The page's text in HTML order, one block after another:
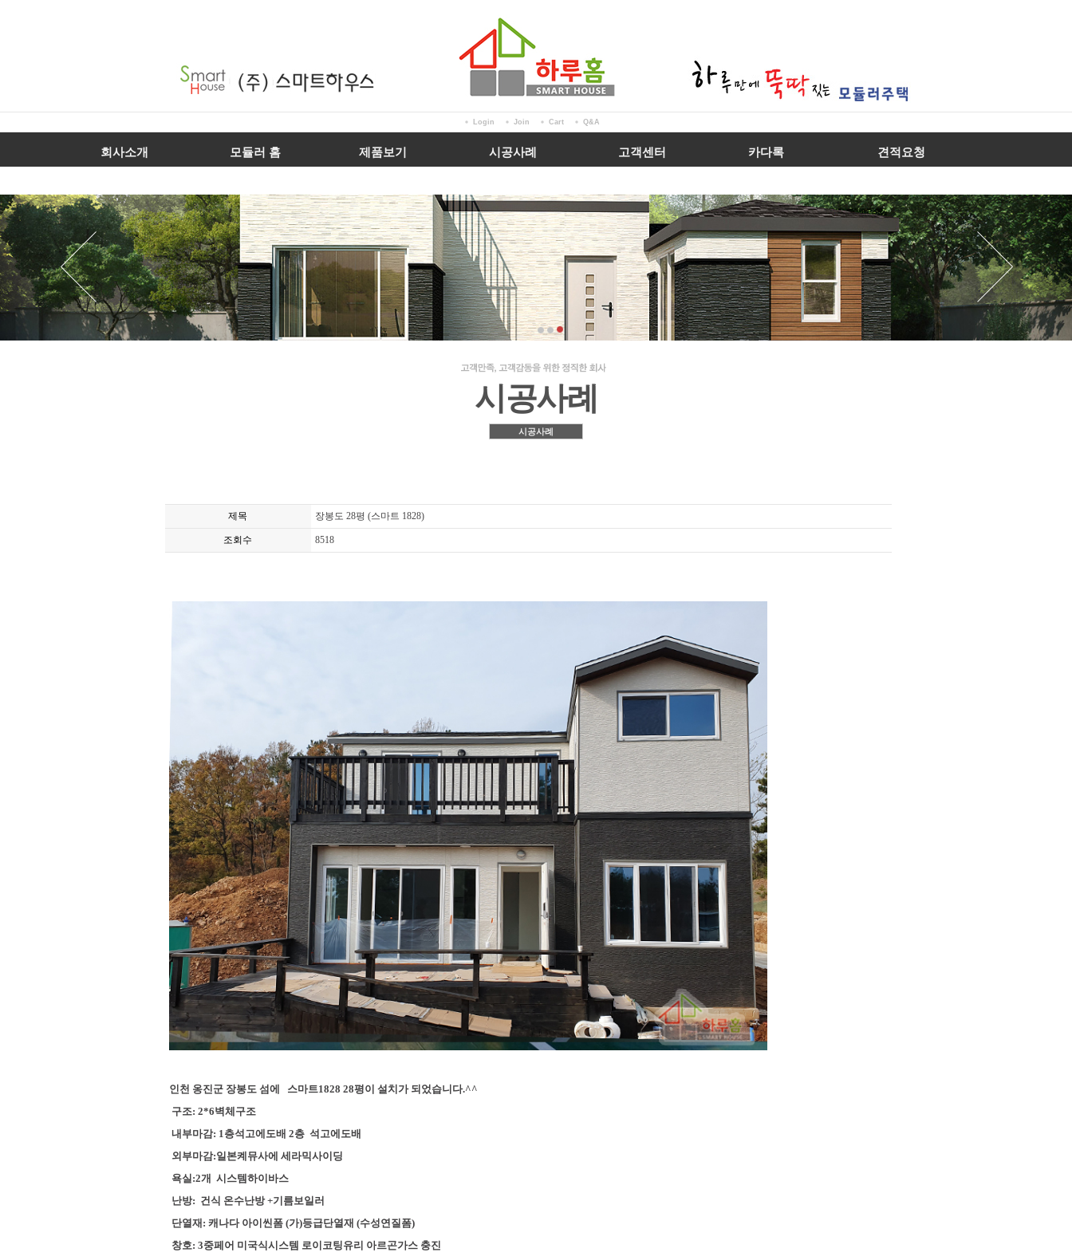
Login Join Cart Q&A
회사소개 모듈러 홈 제품보기 시공사례 고객센터 카다록 견적요청
시공사례
시공사례
제목 장봉도 28평 (스마트 1828)
조회수 8518
인천 옹진군 장봉도 섬에 스마트1828 28평이 설치가 되었습니다.^^
구조: 2*6벽체구조
내부마감: 1층석고에도배 2층 석고에도배
외부마감:일본켸뮤사에 세라믹사이딩
욕실:2개 시스템하이바스
난방: 건식 온수난방 +기름보일러
단열재: 캐나다 아이씬폼 (가)등급단열재 (수성연질폼)
창호: 3중페어 미국식시스템 로이코팅유리 아르곤가스 충진